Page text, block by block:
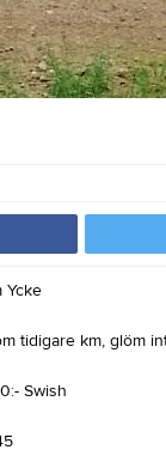
Ycke
tidigare km, glöm
Swish